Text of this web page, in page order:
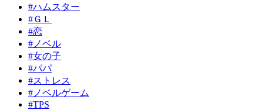
#ハムスター
#ＧＬ
#恋
#ノベル
#女の子
#パパ
#ストレス
#ノベルゲーム
#TPS